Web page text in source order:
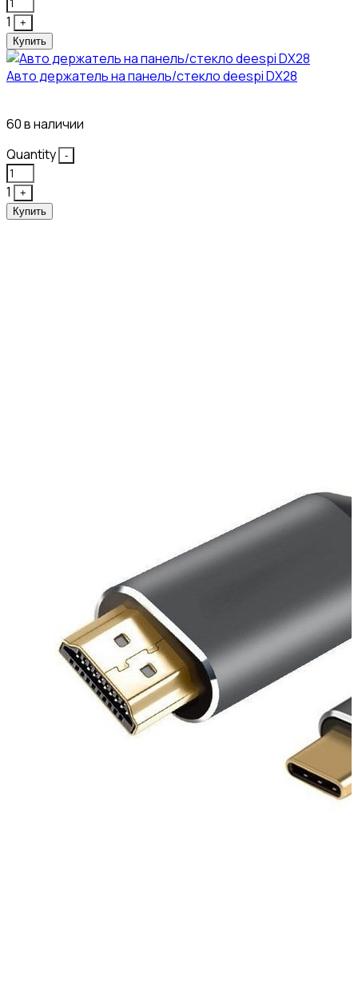
1
+
Купить
Авто держатель на панель/стекло deespi DX28
60 в наличии
Quantity
-
1
+
Купить